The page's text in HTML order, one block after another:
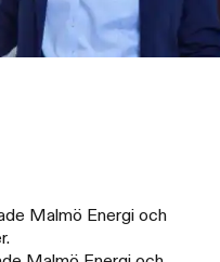
Malmö Energi och